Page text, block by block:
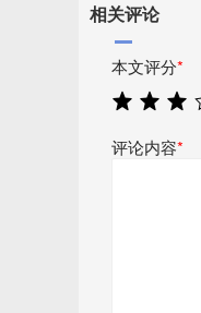
相关评论
本文评分*
评论内容*